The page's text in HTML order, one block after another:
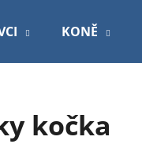
KONĚ
kočka